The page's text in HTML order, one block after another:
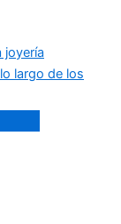
joyería
largo de los